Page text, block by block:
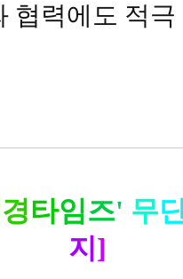
협력에도 적
경타임즈' 무
지 ]